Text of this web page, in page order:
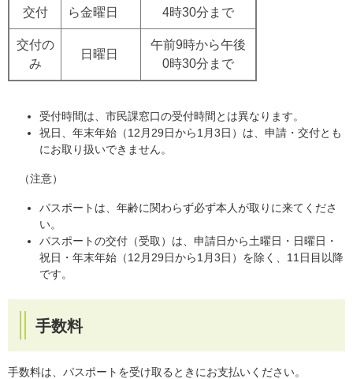
交付 ら金曜日 4時30分まで
交付の
み
日曜日
午前9時から午後
0時30分まで
受付時間は、市民課窓口の受付時間とは異なります。
祝日、年末年始（12月29日から1月3日）は、申請・交付とも
にお取り扱いできません。
（注意）
パスポートは、年齢に関わらず必ず本人が取りに来てくださ
い。
パスポートの交付（受取）は、申請日から土曜日・日曜日・
祝日・年末年始（12月29日から1月3日）を除く、11日目以降
です。
手数料
手数料は、パスポートを受け取るときにお支払いください。